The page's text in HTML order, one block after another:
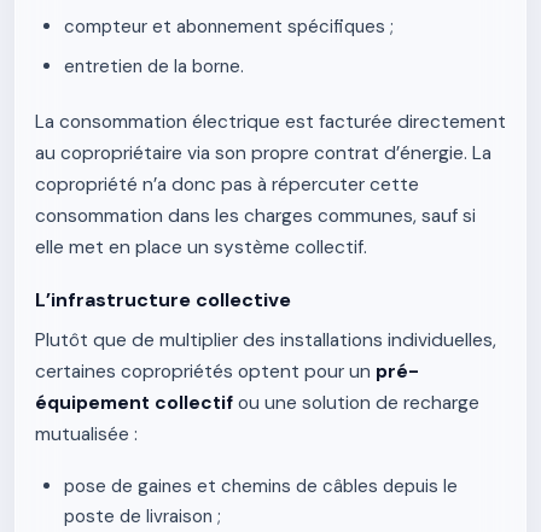
compteur et abonnement spécifiques ;
entretien de la borne.
La consommation électrique est facturée directement
au copropriétaire via son propre contrat d’énergie. La
copropriété n’a donc pas à répercuter cette
consommation dans les charges communes, sauf si
elle met en place un système collectif.
L’infrastructure collective
Plutôt que de multiplier des installations individuelles,
certaines copropriétés optent pour un pré-
équipement collectif ou une solution de recharge
mutualisée :
pose de gaines et chemins de câbles depuis le
poste de livraison ;